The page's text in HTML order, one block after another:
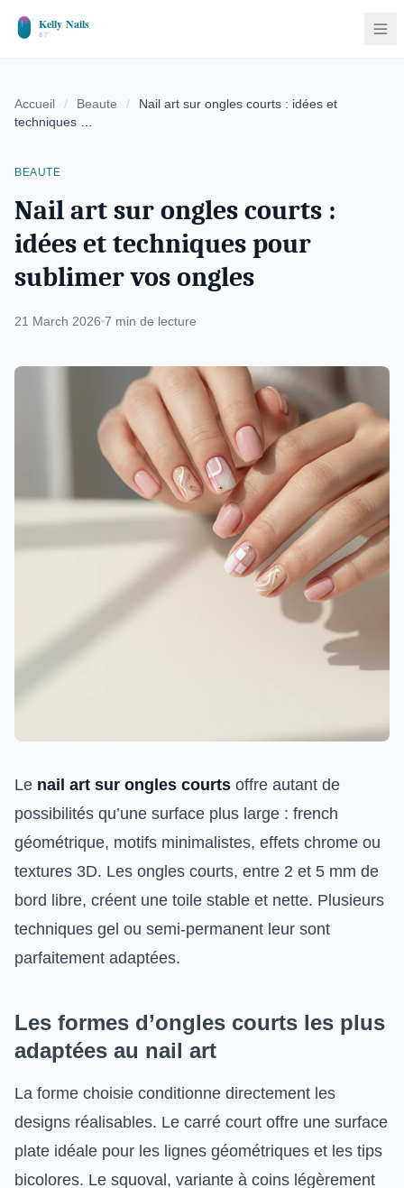
Accueil / Beaute /
Nail art sur ongles courts : idées et
techniques …
BEAUTE
Nail art sur ongles courts :
idées et techniques pour
sublimer vos ongles
21 March 2026 7 min de lecture
Le nail art sur ongles courts offre autant de
possibilités qu’une surface plus large : french
géométrique, motifs minimalistes, effets chrome ou
textures 3D. Les ongles courts, entre 2 et 5 mm de
bord libre, créent une toile stable et nette. Plusieurs
techniques gel ou semi-permanent leur sont
parfaitement adaptées.
Les formes d’ongles courts les plus
adaptées au nail art
La forme choisie conditionne directement les
designs réalisables. Le carré court offre une surface
plate idéale pour les lignes géométriques et les tips
bicolores. Le squoval, variante à coins légèrement